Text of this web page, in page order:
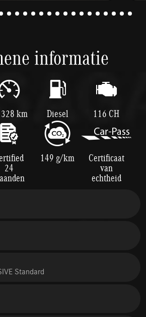
informatie
km Diesel 116 CH
24
149 g/km Certificaat
van
echtheid
Standard